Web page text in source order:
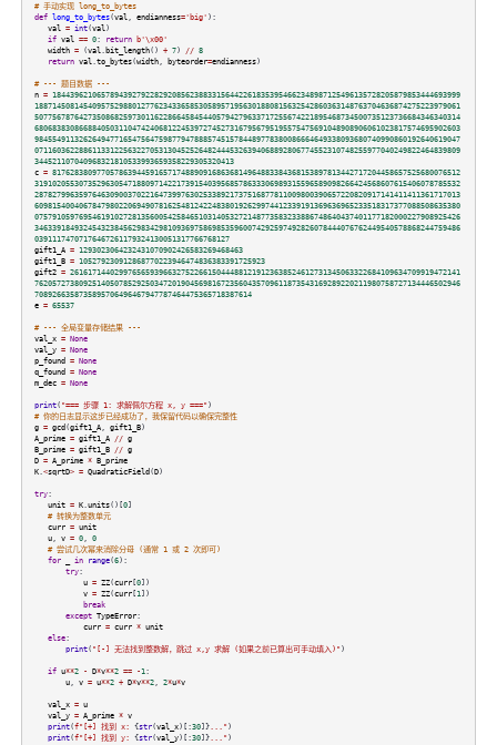
# 手动实现 long_to_bytes
def long_to_bytes(val, endianness='big' ):
val = int(val)
if val == 0: return b'\x00'
width =(val. bit_length() + 7) // 8
return val.to_bytes(width, byteorder=endianness)
# --- 题目数据 ---
n = 18443962106578943927922829208562388331564422618353954662348987125496135728205879853444693999
188714508145409575298801277623433658530589571956301880815632542860363148763704636874275223979061
507756787642735086825973011622866458454405794279633717255674221895468734500735123736684346340314
680683830866884050311047424068122453972745273167956795195575475691048908906061023817574695902603
984554911326264947716547564759877947888574515784489778380086664649338093680740990860192640619047
071160362288611331225632270531304525264824445326394068892806774552310748255977040249822464839809
344521107040968321810533993659358229305320413
c = 81762838097705786394459165717488909168636814964883384368153897813442717204458657525680076512
319102055307352963054718809714221739154039568578633306989315596589098266424568607615406078785532
287827996359764630900370221647399763025338921737516877811009800390657220820917141411411361717013
609815400406784798022069490781625481242248380192629974412339191369636965233518317377088508635380
075791059769546191027281356005425846510314053272148773583233886748640437401177182000227908925426
346339184932454323845629834298109369758698535960074292597492826078444076762449540578868244759486
03911174707176467261179324130051317766768127
gift1_A = 1293023064232431070902426583269468463
gift1_B = 105279230912868770223946474836383391725923
gift2 = 2616171440299765659396632752266150444881219123638524612731345063322684109634709919472141
762057273809251405078529250347201904569816723560435709611873543169289220211980758727134446502946
7089266358735895706496467947787464475365718387614
e = 65537
# --- 全局变量存储结果 ---
val_x = None
val_y = None
p_found = None
q_found = None
m_dec = None
print( "=== 步骤 1: 求解佩尔方程 x, y ===" )
# 你的日志显示这步已经成功了，我保留代码以确保完整性
g = gcd (gift1_A, gift1_B)
A_prime = gift1_A // g
B_prime = gift1_B // g
D = A_prime * B_prime
K.<sqrtD> = QuadraticField (D)
try:
unit = K.units()[0]
# 转换为整数单元
curr = unit
u, v = 0, 0
# 尝试几次幂来消除分母 (通常 1 或 2 次即可)
for
in range(6):
try:
u = ZZ(curr[0])
v = ZZ(curr[1])
break
except TypeError:
curr = curr * unit
else:
print( "[-] 无法找到整数解，跳过 x,y 求解 (如果之前已算出可手动填入)" )
if u**2 - D*v**2 == -1:
u, v = u**2 + D*v**2, 2*u*v
val_x = u
val_y = A_prime * v
print(f"[+] 找到 x: {str(val_x)[:30]}..." )
print(f"[+] 找到 y: {str(val_y)[:30]}..." )